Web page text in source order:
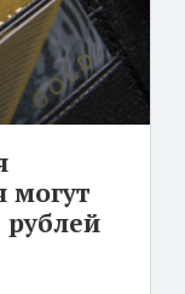
могут